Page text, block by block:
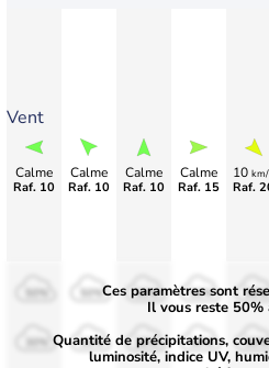
Vent
Calme
Raf. 10
Calme
Raf. 10
Calme
Raf. 10
Calme
Raf. 15
10
Raf.
50%
30%
50%
30%
50%
30%
50%
30%
Ces paramètres sont
Il vous reste 50%
Quantité de précipitations,
luminosité, indice UV,